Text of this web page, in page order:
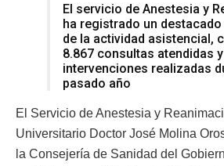
El servicio de Anestesia y
ha registrado un
de la actividad asistencial,
8.867 consultas atendidas
intervenciones realizadas
pasado año
El Servicio de Anestesia y
Universitario Doctor José Molina
la Consejería de Sanidad del